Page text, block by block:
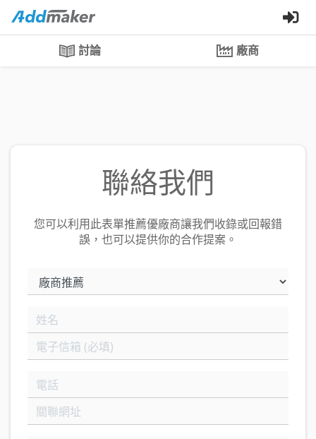
討論 廠商
聯絡我們
您可以利用此表單推薦優廠商讓我們收錄或回報錯
誤，也可以提供你的合作提案。